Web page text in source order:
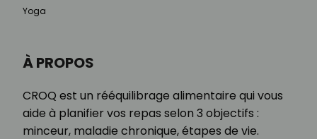
À PROPOS
CROQ est un rééquilibrage alimentaire qui vous
aide à planifier vos repas selon 3 objectifs :
minceur, maladie chronique, étapes de vie.
Yoga